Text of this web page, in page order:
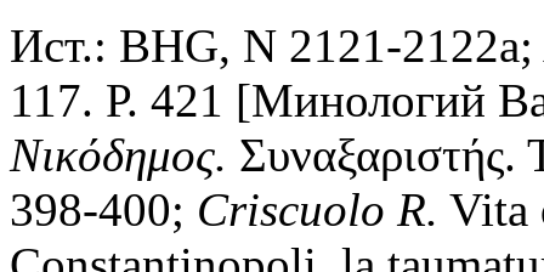
Ист.: BHG, N 2121-
117. Р. 421 [Минологий
Νικόδημος.
398-400; Criscuolo R. Vita